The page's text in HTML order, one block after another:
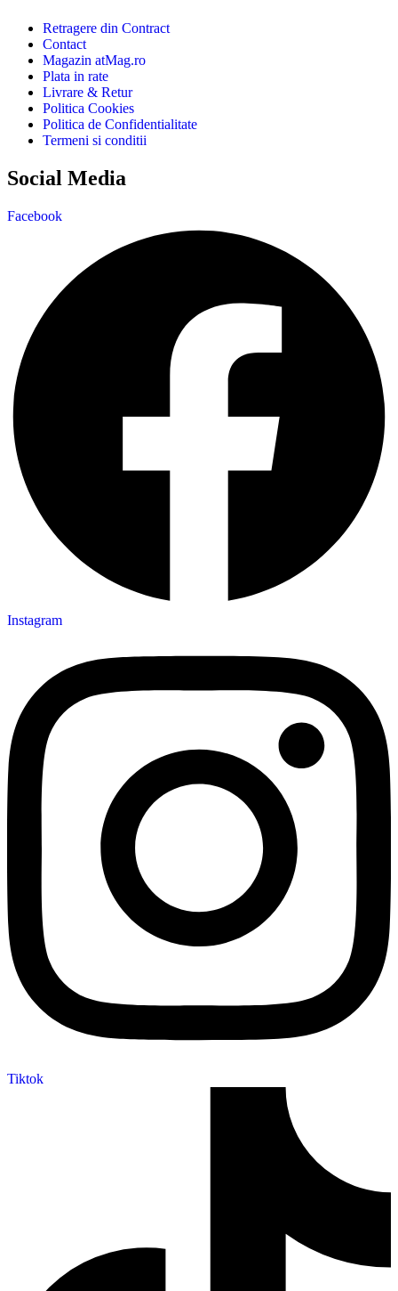
Retragere din Contract
Contact
Magazin atMag.ro
Plata in rate
Livrare & Retur
Politica Cookies
Politica de Confidentialitate
Termeni si conditii
Social Media
Facebook
Instagram
Tiktok